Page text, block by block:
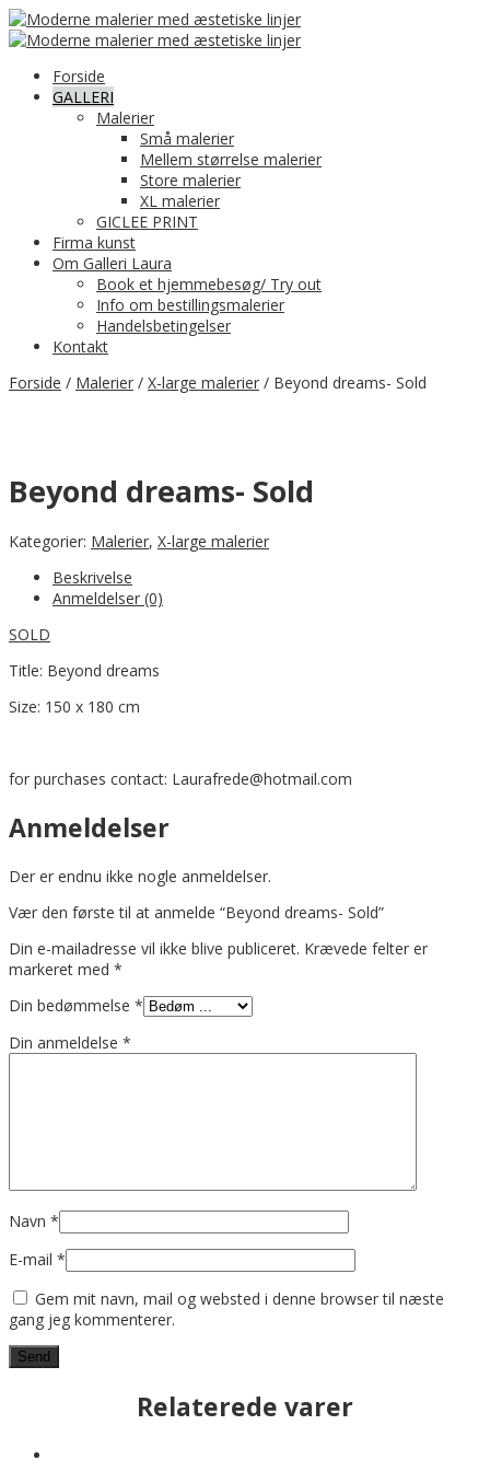
Forside
GALLERI
Malerier
Små malerier
Mellem størrelse malerier
Store malerier
XL malerier
GICLEE PRINT
Firma kunst
Om Galleri Laura
Book et hjemmebesøg/ Try out
Info om bestillingsmalerier
Handelsbetingelser
Kontakt
Forside / Malerier / X-large malerier / Beyond dreams- Sold
Beyond dreams- Sold
Kategorier: Malerier, X-large malerier
Beskrivelse
Anmeldelser (0)
SOLD
Title: Beyond dreams
Size: 150 x 180 cm
for purchases contact: Laurafrede@hotmail.com
Anmeldelser
Der er endnu ikke nogle anmeldelser.
Vær den første til at anmelde “Beyond dreams- Sold”
Din e-mailadresse vil ikke blive publiceret. Krævede felter er
markeret med *
Din bedømmelse *
Din anmeldelse *
Navn *
E-mail *
Gem mit navn, mail og websted i denne browser til næste
gang jeg kommenterer.
Relaterede varer